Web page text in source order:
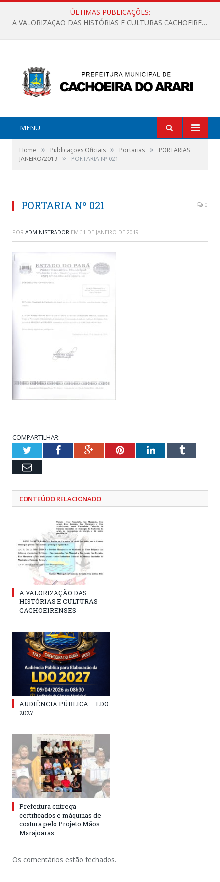
ÚLTIMAS PUBLICAÇÕES:
A VALORIZAÇÃO DAS HISTÓRIAS E CULTURAS CACHOEIRENSES
MENU
Home » Publicações Oficiais » Portarias »
PORTARIAS
JANEIRO/2019 » PORTARIA Nº 021
PORTARIA Nº 021 0
POR ADMINISTRADOR EM 31 DE JANEIRO DE 2019
COMPARTILHAR:
TwitterFacebookGoogle+PinterestLinkedInTumblr
Email
CONTEÚDO RELACIONADO
A VALORIZAÇÃO DAS
HISTÓRIAS E CULTURAS
CACHOEIRENSES
AUDIÊNCIA PÚBLICA – LDO
2027
Prefeitura entrega
certificados e máquinas de
costura pelo Projeto Mãos
Marajoaras
Os comentários estão fechados.